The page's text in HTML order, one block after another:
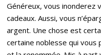
Généreux, vous inonderez
cadeaux. Aussi, vous
argent. Une chose est
certaine noblesse qui vous